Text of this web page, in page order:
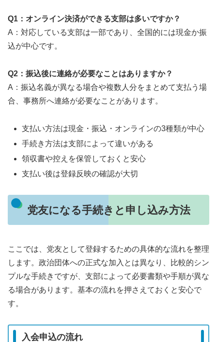
Q1：オンライン決済ができる支部は多いですか？
A：対応している支部は一部であり、全国的には現金か振
込が中心です。
Q2：振込後に連絡が必要なことはありますか？
A：振込名義が異なる場合や複数人分をまとめて支払う場
合、事務所へ連絡が必要なことがあります。
支払い方法は現金・振込・オンラインの3種類が中心
手続き方法は支部によって違いがある
領収書や控えを保管しておくと安心
支払い後は登録反映の確認が大切
党友になる手続きと申し込み方法
ここでは、党友として登録するための具体的な流れを整理
します。政治団体への正式な加入とは異なり、比較的シン
プルな手続きですが、支部によって必要書類や手順が異な
る場合があります。基本の流れを押さえておくと安心で
す。
入会申込の流れ